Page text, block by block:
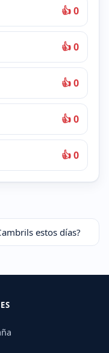
👍 0
👍 0
👍 0
👍 0
👍 0
estos días?